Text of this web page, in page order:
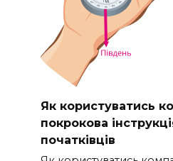
Як користуватись
покрокова
початківців